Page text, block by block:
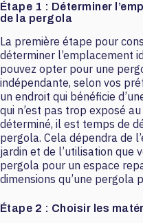
Étape 1 : Déterminer
de la pergola
La première étape pour
déterminer l’emplacement
pouvez opter pour une
indépendante, selon vos
un endroit qui bénéficie
qui n’est pas trop exposé
déterminé, il est temps de
pergola. Cela dépendra de
jardin et de l’utilisation que
pergola pour un espace
dimensions qu’une pergola
Étape 2 : Choisir les